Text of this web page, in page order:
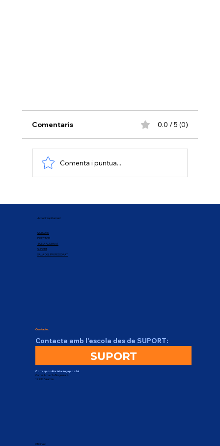
Comentaris 0.0 / 5 (0)
Comenta i puntua...
Accedir ràpidament
QUI SOM?
DIRECTORI
ZONA ALUMNAT
SUPORT
SALA DEL PROFESSORAT
Contacte:
Contacta amb l'escola des de SUPORT:
SUPORT
Correspondència i adreça postal:
Carrer Arnau Sa Bruguera, 4
17230 Palamós
Oficines: